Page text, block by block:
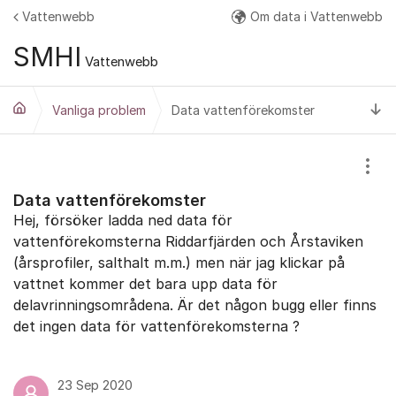
Hoppa till innehåll
SMHI Vattenwebb
Vattenwebb Om data i Vattenwebb
Vanliga problem Data vattenförekomster
Data vattenförekomster
Hej, försöker ladda ned data för
vattenförekomsterna Riddarfjärden och Årstaviken
(årsprofiler, salthalt m.m.) men när jag klickar på
vattnet kommer det bara upp data för
delavrinningsområdena. Är det någon bugg eller finns
det ingen data för vattenförekomsterna ?
23 Sep 2020